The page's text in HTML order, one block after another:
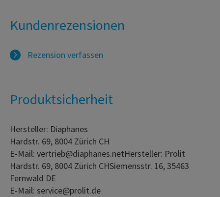
Kundenrezensionen
Rezension verfassen
Produktsicherheit
Hersteller: Diaphanes
Hardstr. 69, 8004 Zürich CH
E-Mail: vertrieb@diaphanes.netHersteller: Prolit
Hardstr. 69, 8004 Zürich CHSiemensstr. 16, 35463
Fernwald DE
E-Mail: service@prolit.de